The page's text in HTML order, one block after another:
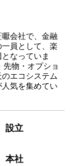
会社で、金融
員として、楽
なっていま
物・オプショ
エコシステム
気を集めてい
設立
本社